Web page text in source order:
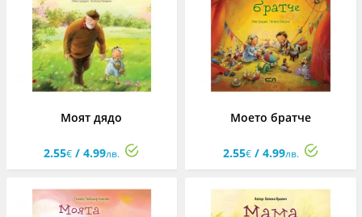
Моят дядо
2.55€ / 4.99лв.
Моето братче
2.55€/ 4.99лв.